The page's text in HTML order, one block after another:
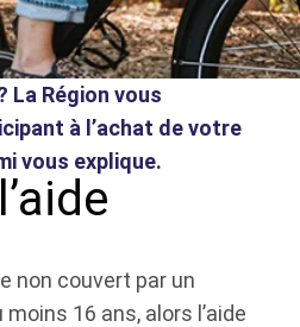
La Région vous
à l’achat de votre
vous explique.
non couvert par un
16 ans, alors l’aide